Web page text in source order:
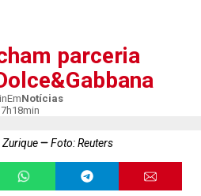
parceria
EmNotícias
Zurique Foto: Reuters